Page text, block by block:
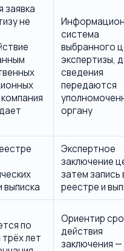
заявка
не
система
выбранного
экспертизы,
сведения
передаются
органу
выписка
Экспертное
заключение
затем запись
реестре и
по
лет
Ориентир
действия
заключения —